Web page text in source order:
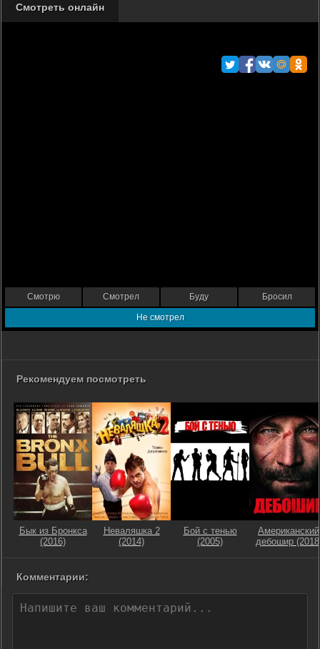
Смотреть онлайн
Смотрю Смотрел Буду Бросил
Не смотрел
Рекомендуем посмотреть
Бык из Бронкса
(2016)
Неваляшка 2
(2014)
Бой с тенью
(2005)
Американский
дебошир
Комментарии: